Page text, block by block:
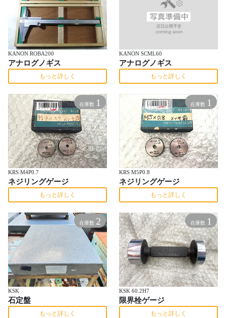
KANON ROBA200
アナログノギス
もっと詳しく
KANON SCML60
アナログノギス
もっと詳しく
在庫数 1
KRS M4P0.7
ネジリングゲージ
もっと詳しく
在庫数 1
KRS M5P0.8
ネジリングゲージ
もっと詳しく
在庫数 2
KSK
石定盤
もっと詳しく
在庫数 1
KSK 60.2H7
限界栓ゲージ
もっと詳しく